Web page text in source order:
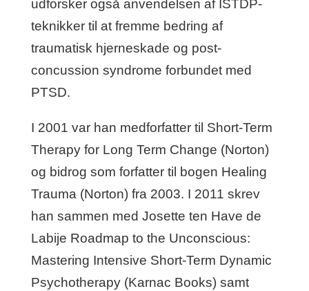
udforsker også anvendelsen af ISTDP-
teknikker til at fremme bedring af
traumatisk hjerneskade og post-
concussion syndrome forbundet med
PTSD.
I 2001 var han medforfatter til Short-Term
Therapy for Long Term Change (Norton)
og bidrog som forfatter til bogen Healing
Trauma (Norton) fra 2003. I 2011 skrev
han sammen med Josette ten Have de
Labije Roadmap to the Unconscious:
Mastering Intensive Short-Term Dynamic
Psychotherapy (Karnac Books) samt